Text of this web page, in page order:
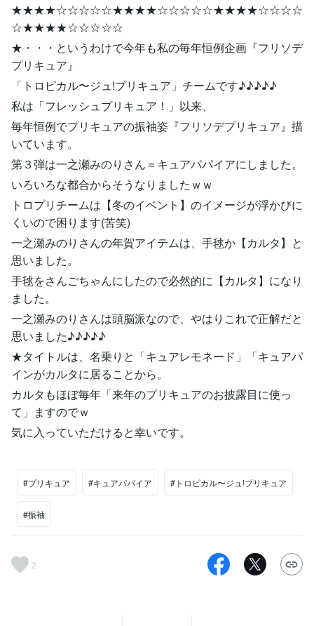
★★★★☆☆☆☆☆★★★★☆☆☆☆☆★★★★☆☆☆☆
☆★★★★☆☆☆☆☆
★・・・というわけで今年も私の毎年恒例企画『フリソデ
プリキュア』
「トロピカル〜ジュ!プリキュア」チームです♪♪♪♪♪
私は「フレッシュプリキュア！」以来、
毎年恒例でプリキュアの振袖姿『フリソデプリキュア』描
いています。
第３弾は一之瀬みのりさん＝キュアパパイアにしました。
いろいろな都合からそうなりましたｗｗ
トロプリチームは【冬のイベント】のイメージが浮かびに
くいので困ります(苦笑)
一之瀬みのりさんの年賀アイテムは、手毬か【カルタ】と
思いました。
手毬をさんごちゃんにしたので必然的に【カルタ】になり
ました。
一之瀬みのりさんは頭脳派なので、やはりこれで正解だと
思いました♪♪♪♪♪
★タイトルは、名乗りと「キュアレモネード」「キュアパ
インがカルタに居ることから。
カルタもほぼ毎年「来年のプリキュアのお披露目に使っ
て」ますのでｗ
気に入っていただけると幸いです。
#プリキュア #キュアパパイア #トロピカル〜ジュ!プリキュア
#振袖
2